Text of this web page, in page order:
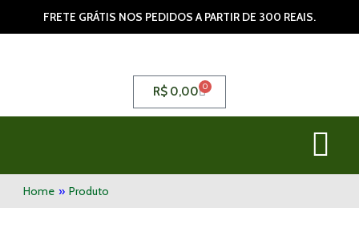
FRETE GRÁTIS NOS PEDIDOS A PARTIR DE 300 REAIS.
R$ 0,00 0
Home » Produto